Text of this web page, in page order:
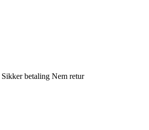
Sikker betaling Nem retur